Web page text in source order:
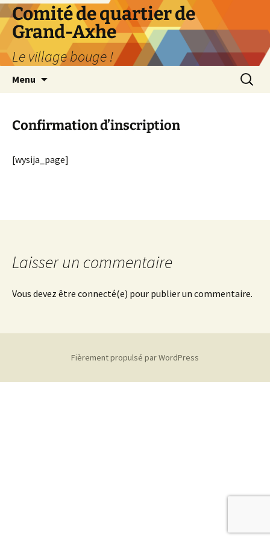
Aller
au
contenu
Comité de quartier de
Grand-Axhe
Le village bouge !
Menu
Confirmation d’inscription
[wysija_page]
Laisser un commentaire
Vous devez être connecté(e) pour publier un commentaire.
Fièrement propulsé par WordPress